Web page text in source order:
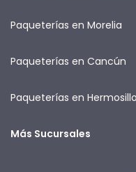
Paqueterías en Morelia
Paqueterías en Cancún
Paqueterías en Hermosillo
Más Sucursales